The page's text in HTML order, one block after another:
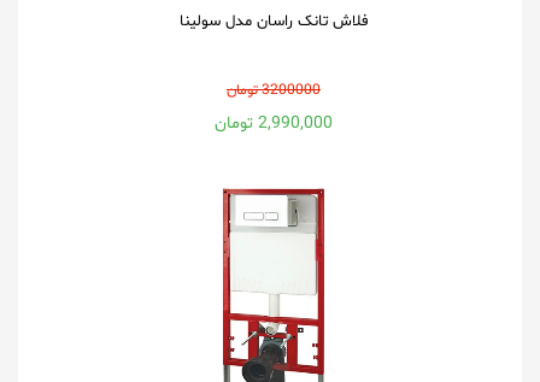
فلاش تانک راسان مدل سولینا
3200000 تومان
2,990,000 تومان